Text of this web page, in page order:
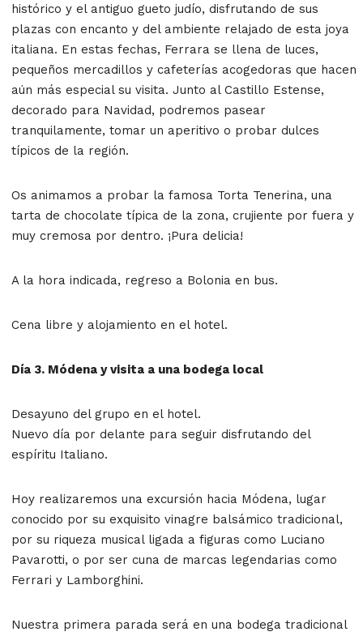
histórico y el antiguo gueto judío, disfrutando de sus
plazas con encanto y del ambiente relajado de esta joya
italiana. En estas fechas, Ferrara se llena de luces,
pequeños mercadillos y cafeterías acogedoras que hacen
aún más especial su visita. Junto al Castillo Estense,
decorado para Navidad, podremos pasear
tranquilamente, tomar un aperitivo o probar dulces
típicos de la región.
Os animamos a probar la famosa Torta Tenerina, una
tarta de chocolate típica de la zona, crujiente por fuera y
muy cremosa por dentro. ¡Pura delicia!
A la hora indicada, regreso a Bolonia en bus.
Cena libre y alojamiento en el hotel.
Día 3. Módena y visita a una bodega local
Desayuno del grupo en el hotel.
Nuevo día por delante para seguir disfrutando del
espíritu Italiano.
Hoy realizaremos una excursión hacia Módena, lugar
conocido por su exquisito vinagre balsámico tradicional,
por su riqueza musicalligada a figuras como Luciano
Pavarotti, o por ser cuna de marcas legendarias como
Ferrari y Lamborghini.
Nuestra primera parada será en una bodega tradicional